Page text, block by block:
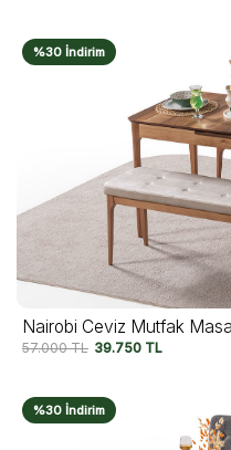
%30 İndirim
Nairobi Ceviz Mutfak Masa
57.000TL 39.750 TL
%30 İndirim